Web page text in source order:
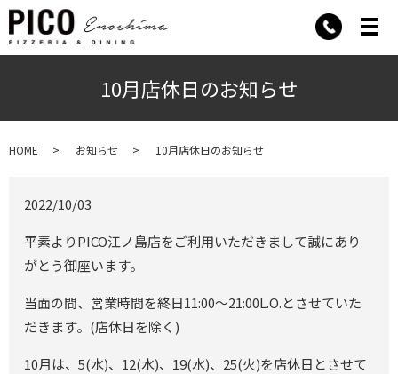
メ
10月店休日のお知らせ
HOME お知らせ 10月店休日のお知らせ
2022/10/03
平素よりPICO江ノ島店をご利用いただきまして誠にあり
がとう御座います。
当面の間、営業時間を終日11:00〜21:00L.O.とさせていた
だきます。(店休日を除く)
10月は、5(水)、12(水)、19(水)、25(火)を店休日とさせて